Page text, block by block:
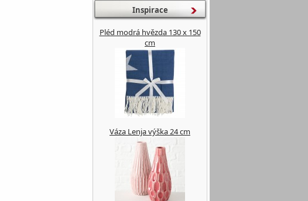
Inspirace
Pléd modrá hvězda 130 x 150
cm
Váza Lenja výška 24 cm